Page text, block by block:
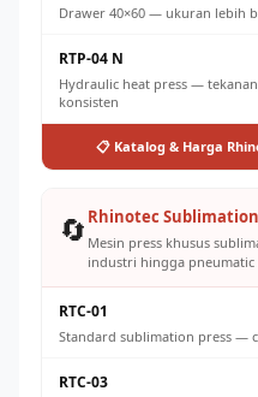
Drawer 40×60 — ukuran lebih
RTP-04 N
Hydraulic heat press —
konsisten
📋 Katalog & Harga
🔄 Rhinotec
Mesin press khusus
industri hingga
RTC-01
Standard sublimation press —
RTC-03